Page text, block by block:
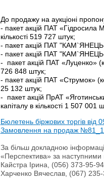
До продажу на аукціоні
- пакет акцій ПАТ «Гідросила
кількості 519 727 штук;
- пакет акцій ПАТ
- пакет акцій ПАТ
- пакет акцій ПАТ «Луценко»
726 848 штук;
- пакет акцій ПАТ «Струмок»
25 132 штук;
- пакет акцій ПрАТ
капіталу в кількості 1 507 001
Бюлетень біржових торгів від
Замовлення на продаж
За більш докладною
«Перспектива» за наступними
Кайстра Ірина, (056) 373-95-
Харченко Вячеслав, (067)